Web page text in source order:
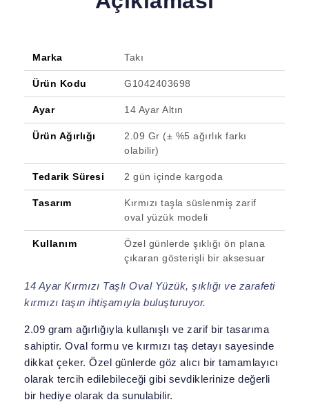
Marka Takı
Ürün Kodu G1042403698
Ayar 14 Ayar Altın
Ürün Ağırlığı
2.09 Gr (± %5 ağırlık farkı
olabilir)
Tedarik Süresi 2 gün içinde kargoda
Tasarım
Kırmızı taşla süslenmiş zarif
oval yüzük modeli
Kullanım
Özel günlerde şıklığı ön plana
çıkaran gösterişli bir aksesuar
14 Ayar Kırmızı Taşlı Oval Yüzük, şıklığı ve zarafeti
kırmızı taşın ihtişamıyla buluşturuyor.
2.09 gram ağırlığıyla kullanışlı ve zarif bir tasarıma
sahiptir. Oval formu ve kırmızı taş detayı sayesinde
dikkat çeker. Özel günlerde göz alıcı bir tamamlayıcı
olarak tercih edilebileceği gibi sevdiklerinize değerli
bir hediye olarak da sunulabilir.